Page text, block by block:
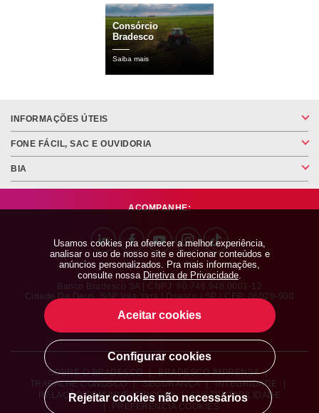
Consórcio
Bradesco
Saiba mais
Usamos cookies pra oferecer a melhor experiência,
analisar o uso de nosso site e direcionar conteúdos e
anúncios personalizados. Pra mais informações,
consulte nossa Diretiva de Privacidade.
Rejeitar cookies não necessários
Configurar cookies
Aceitar cookies
INFORMAÇÕES ÚTEIS
FONE FÁCIL, SAC E OUVIDORIA
BIA
ACOMPANHE:
Banco Bradesco SA | CNPJ: 60.746.948.0001-12
Cidade De Deus, S/nº Vila Yara | Osasco | SP | CEP: 06029-900
SOBRE O BRADESCO | BRADESCO IMPRENSA |
TRABALHE CONOSCO | SEGURANÇA | INTEGRIDADE
RELAÇÃO COM INVESTIDORES |
SUSTENTABILIDADE
PREFERÊNCIA COOKIES